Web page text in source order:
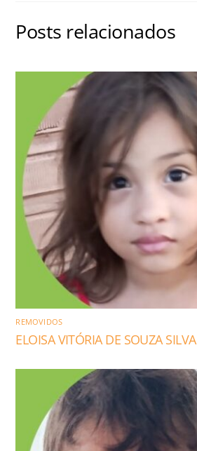
Posts relacionados
REMOVIDOS
ELOISA VITÓRIA DE SOUZA SILVA